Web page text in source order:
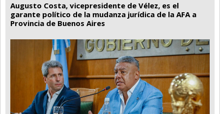
Augusto Costa, vicepresidente de Vélez, es el
garante político de la mudanza jurídica de la AFA a
Provincia de Buenos Aires